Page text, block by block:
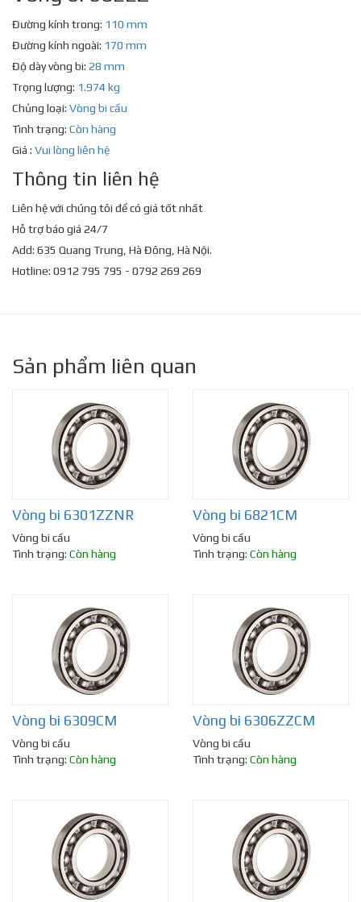
Đường kính trong: 110 mm
Đường kính ngoài: 170 mm
Độ dày vòng bi: 28 mm
Trọng lượng: 1.974 kg
Chủng loại: Vòng bi cầu
Tình trạng: Còn hàng
Giá : Vui lòng liên hệ
Thông tin liên hệ
Liên hệ với chúng tôi để có giá tốt nhất
Hỗ trợ báo giá 24/7
Add: 635 Quang Trung, Hà Đông, Hà Nội.
Hotline: 0912 795 795 - 0792 269 269
Sản phẩm liên quan
Vòng bi 6301ZZNR
Vòng bi cầu
Tình trạng: Còn hàng
Vòng bi 6821CM
Vòng bi cầu
Tình trạng: Còn hàng
Vòng bi 6309CM
Vòng bi cầu
Tình trạng: Còn hàng
Vòng bi 6306ZZCM
Vòng bi cầu
Tình trạng: Còn hàng